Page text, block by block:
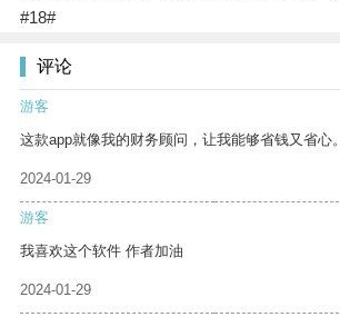
#18#
评论
游客
这款app就像我的财务顾问，让我能够省钱又省心。
2024-01-29
游客
我喜欢这个软件 作者加油
2024-01-29